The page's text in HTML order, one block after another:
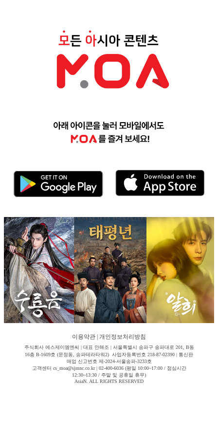
이용약관 개인정보처리방침
주식회사 에스제이엠엔씨 | 대표 안해조 | 서울특별시 송파구 송파대로 201, B동
16층 B-1609호 (문정동, 송파테라타워2) 사업자등록번호 218-87-02390 | 통신판
매업 신고번호 제-2024-서울송파-3233호
고객센터 cs_moa@sjmnc.co.kr | 02-400-6036 (평일 10:00~17:00 / 점심시간
12:30~13:30 / 주말 및 공휴일 휴무)
AsiaN. ALL RIGHTS RESERVED